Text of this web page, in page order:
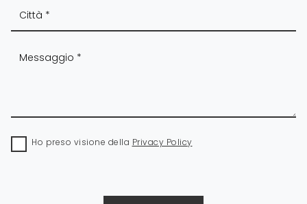
Ho preso visione della Privacy Policy